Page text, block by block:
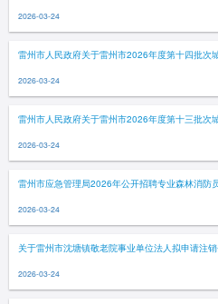
2026-03-24
雷州市人民政府关于雷州市2026年度第十四批次
2026-03-24
雷州市人民政府关于雷州市2026年度第十三批次
2026-03-24
雷州市应急管理局2026年公开招聘专业森林消防
2026-03-24
关于雷州市沈塘镇敬老院事业单位法人拟申请注
2026-03-24